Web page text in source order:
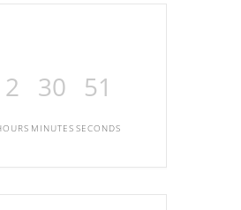
2 30
MINUTES
51
SECONDS